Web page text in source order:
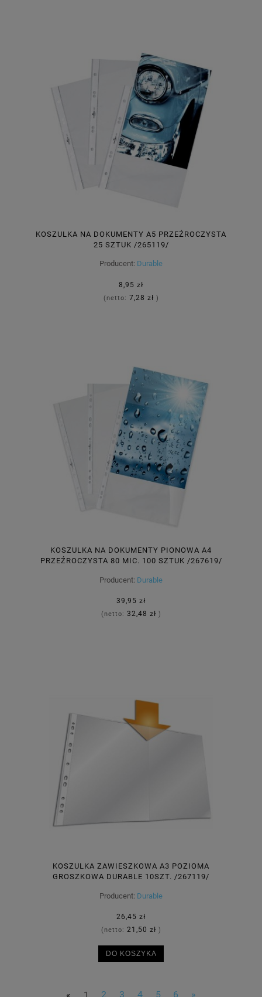
KOSZULKA NA DOKUMENTY A5 PRZEŹROCZYSTA
25 SZTUK /265119/
Producent: Durable
8,95 zł
(netto: 7,28 zł )
KOSZULKA NA DOKUMENTY PIONOWA A4
PRZEŹROCZYSTA 80 MIC. 100 SZTUK /267619/
Producent: Durable
39,95 zł
(netto: 32,48 zł )
KOSZULKA ZAWIESZKOWA A3 POZIOMA
GROSZKOWA DURABLE 10SZT. /267119/
Producent: Durable
26,45 zł
(netto: 21,50 zł )
DO KOSZYKA
« 1 2 3 4 5 6 »